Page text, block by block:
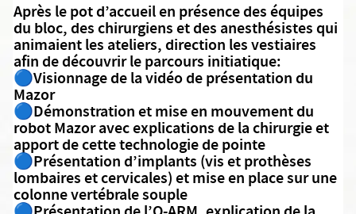
Après le pot d’accueil en présence des équipes
du bloc, des chirurgiens et des anesthésistes qui
animaient les ateliers, direction les vestiaires
afin de découvrir le parcours initiatique:
🔵Visionnage de la vidéo de présentation du
Mazor
🔵Démonstration et mise en mouvement du
robot Mazor avec explications de la chirurgie et
apport de cette technologie de pointe
🔵Présentation d’implants (vis et prothèses
lombaires et cervicales) et mise en place sur une
colonne vertébrale souple